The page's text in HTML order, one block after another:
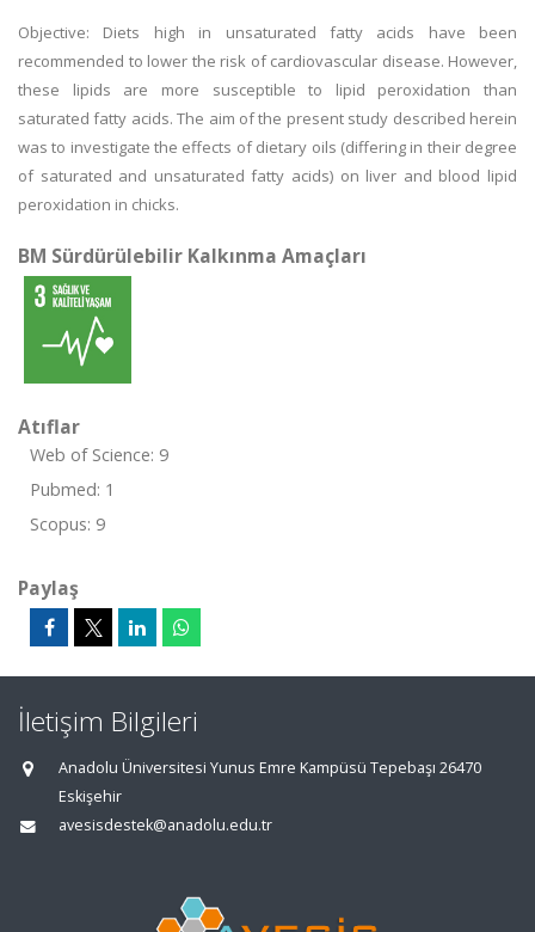
Objective: Diets high in unsaturated fatty acids have been
recommended to lower the risk of cardiovascular disease. However,
these lipids are more susceptible to lipid peroxidation than
saturated fatty acids. The aim of the present study described herein
was to investigate the effects of dietary oils (differing in their degree
of saturated and unsaturated fatty acids) on liver and blood lipid
peroxidation in chicks.
BM Sürdürülebilir Kalkınma Amaçları
Atıflar
Web of Science: 9
Pubmed: 1
Scopus: 9
Paylaş
İletişim Bilgileri
Anadolu Üniversitesi Yunus Emre Kampüsü Tepebaşı 26470
Eskişehir
avesisdestek@anadolu.edu.tr